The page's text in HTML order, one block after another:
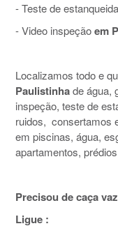
- Teste de
- Video inspeçãoem
Localizamos todo e
Paulistinhade água,
inspeção, teste de
ruidos, consertamos
em piscinas, água,
apartamentos,
Precisou de caça
Ligue :